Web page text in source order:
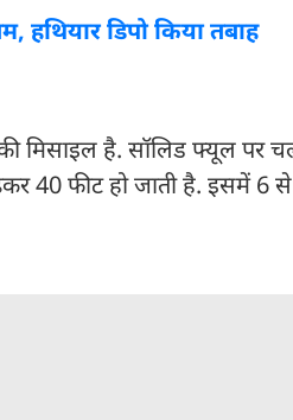
हथियार डिपो किया तबाह
मिसाइल है. सॉलिड फ्यूल पर
40 फीट हो जाती है. इसमें 6